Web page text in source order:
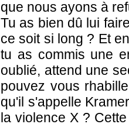
que nous ayons à
Tu as bien dû lui
ce soit si long ? Et
tu as commis une
oublié, attend une
pouvez vous
qu'il s'appelle
la violence X ?